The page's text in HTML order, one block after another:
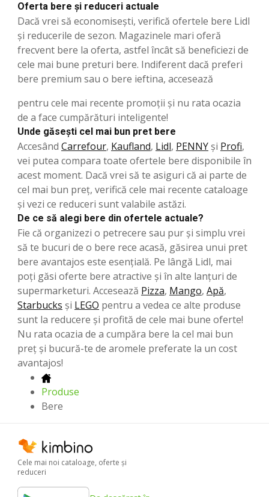
Oferta bere și reduceri actuale
Dacă vrei să economisești, verifică ofertele bere Lidl
și reducerile de sezon. Magazinele mari oferă
frecvent bere la oferta, astfel încât să beneficiezi de
cele mai bune preturi bere. Indiferent dacă preferi
bere premium sau o bere ieftina, accesează
pentru cele mai recente promoții și nu rata ocazia
de a face cumpărături inteligente!
Unde găsești cel mai bun pret bere
Accesând Carrefour, Kaufland, Lidl, PENNY şi Profi,
vei putea compara toate ofertele bere disponibile în
acest moment. Dacă vrei să te asiguri că ai parte de
cel mai bun preț, verifică cele mai recente cataloage
și vezi ce reduceri sunt valabile astăzi.
De ce să alegi bere din ofertele actuale?
Fie că organizezi o petrecere sau pur și simplu vrei
să te bucuri de o bere rece acasă, găsirea unui pret
bere avantajos este esențială. Pe lângă Lidl, mai
poți găsi oferte bere atractive și în alte lanțuri de
supermarketuri. Accesează Pizza, Mango, Apă,
Starbucks şi LEGO pentru a vedea ce alte produse
sunt la reducere și profită de cele mai bune oferte!
Nu rata ocazia de a cumpăra bere la cel mai bun
preț și bucură-te de aromele preferate la un cost
avantajos!
Produse
Bere
Cele mai noi cataloage, oferte şi
reduceri